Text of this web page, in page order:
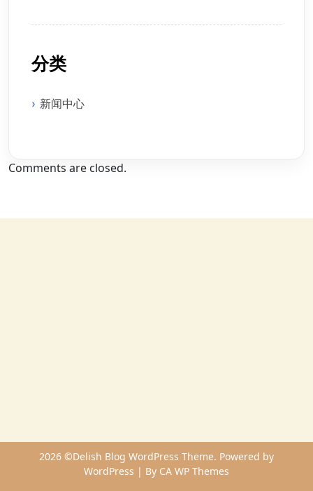
分类
新闻中心
Comments are closed.
2026 ©Delish Blog WordPress Theme. Powered by
WordPress | By CA WP Themes